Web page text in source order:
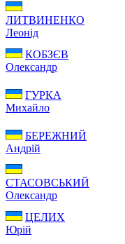
ЛИТВИНЕНКО
Леонід
КОБЗЄВ
Олександр
ГУРКА
Михайло
БЕРЕЖНИЙ
Андрій
СТАСОВСЬКИЙ
Олександр
ЦЕЛИХ
Юрій